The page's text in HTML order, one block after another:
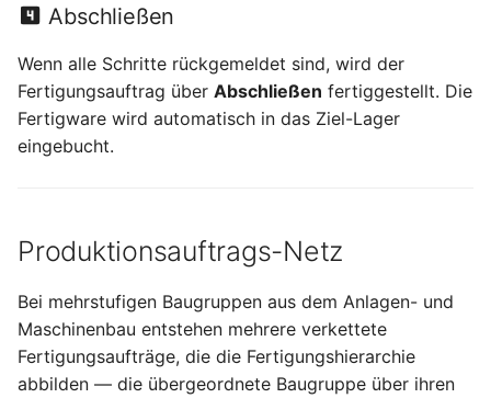
Abschließen
Wenn alle Schritte rückgemeldet sind, wird der
Fertigungsauftrag über Abschließen fertiggestellt. Die
Fertigware wird automatisch in das Ziel-Lager
eingebucht.
Produktionsauftrags-Netz
Bei mehrstufigen Baugruppen aus dem Anlagen- und
Maschinenbau entstehen mehrere verkettete
Fertigungsaufträge, die die Fertigungshierarchie
abbilden — die übergeordnete Baugruppe über ihren